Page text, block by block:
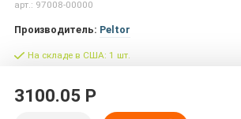
арт.: 97008-00000
Производитель: Peltor
На складе в США: 1 шт.
3100.05 Р